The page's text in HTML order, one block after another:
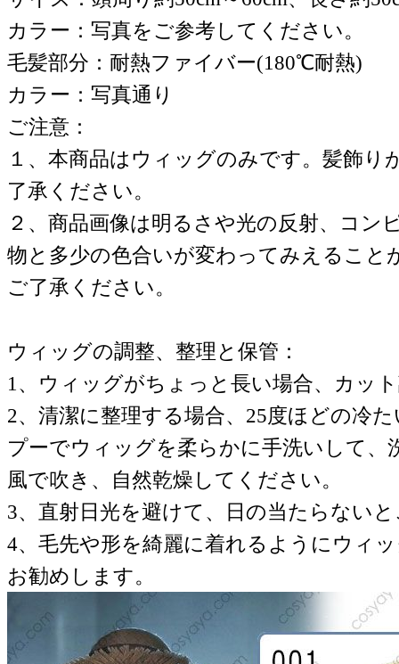
カラー：写真をご参考してください。
毛髪部分：耐熱ファイバー(180℃耐熱)
カラー：写真通り
ご注意：
１、本商品はウィッグのみです。髪飾
了承ください。
２、商品画像は明るさや光の反射、コン
物と多少の色合いが変わってみえること
ご了承ください。
ウィッグの調整、整理と保管：
1、ウィッグがちょっと長い場合、カッ
2、清潔に整理する場合、25度ほどの冷
プーでウィッグを柔らかに手洗いして、
風で吹き、自然乾燥してください。
3、直射日光を避けて、日の当たらない
4、毛先や形を綺麗に着れるようにウィ
お勧めします。